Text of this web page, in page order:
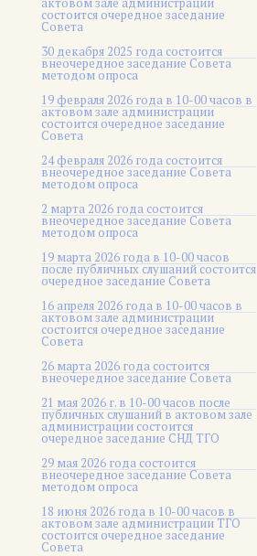
состоится очередное заседание
Совета
30 декабря 2025 года состоится
внеочередное заседание Совета
методом опроса
19 февраля 2026 года в 10-00 часов в
актовом зале администрации
состоится очередное заседание
Совета
24 февраля 2026 года состоится
внеочередное заседание Совета
методом опроса
2 марта 2026 года состоится
внеочередное заседание Совета
методом опроса
19 марта 2026 года в 10-00 часов
после публичных слушаний состоится
очередное заседание Совета
16 апреля 2026 года в 10-00 часов в
актовом зале администрации
состоится очередное заседание
Совета
26 марта 2026 года состоится
внеочередное заседание Совета
21 мая 2026 г. в 10-00 часов после
публичных слушаний в актовом зале
администрации состоится
очередное заседание СНД ТГО
29 мая 2026 года состоится
внеочередное заседание Совета
методом опроса
18 июня 2026 года в 10-00 часов в
актовом зале администрации ТГО
состоится очередное заседание
Совета